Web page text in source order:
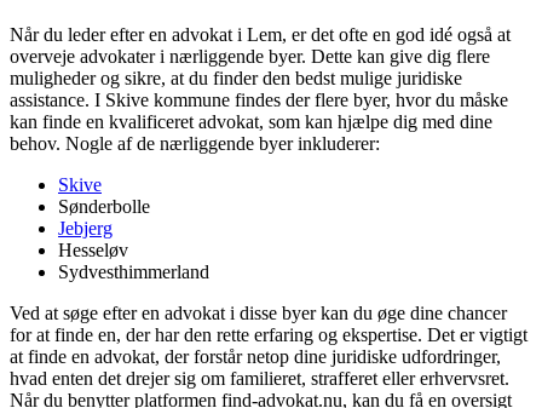
Når du leder efter en advokat i Lem, er det ofte en god idé også at
overveje advokater i nærliggende byer. Dette kan give dig flere
muligheder og sikre, at du finder den bedst mulige juridiske
assistance. I Skive kommune findes der flere byer, hvor du måske
kan finde en kvalificeret advokat, som kan hjælpe dig med dine
behov. Nogle af de nærliggende byer inkluderer:
Skive
Sønderbolle
Jebjerg
Hesseløv
Sydvesthimmerland
Ved at søge efter en advokat i disse byer kan du øge dine chancer
for at finde en, der har den rette erfaring og ekspertise. Det er vigtigt
at finde en advokat, der forstår netop dine juridiske udfordringer,
hvad enten det drejer sig om familieret, strafferet eller erhvervsret.
Når du benytter platformen find-advokat.nu, kan du få en oversigt